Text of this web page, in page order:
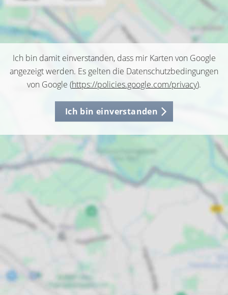
Ich bin damit einverstanden, dass mir Karten von Google
angezeigt werden. Es gelten die Datenschutzbedingungen
von Google (https://policies.google.com/privacy).
Ich bin einverstanden